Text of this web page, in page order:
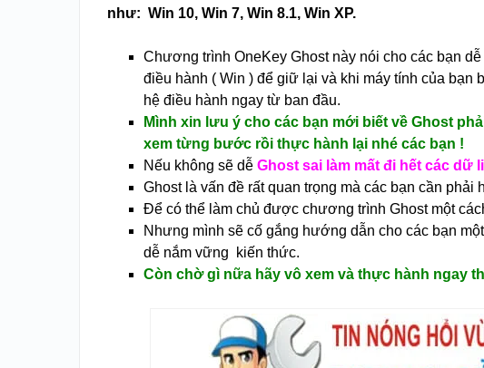
như: Win 10, Win 7, Win 8.1, Win XP.
Chương trình OneKey Ghost này nói cho các bạn
điều hành ( Win ) để giữ lại và khi máy tính của bạn
hệ điều hành ngay từ ban đầu.
Mình xin lưu ý cho các bạn mới biết về Ghost
xem từng bước rồi thực hành lại nhé các bạn !
Nếu không sẽ dễGhost sai làm mất đi hết các dữ
Ghost là vấn đề rất quan trọng mà các bạn cần phải
Để có thể làm chủ được chương trình Ghost một
Nhưng mình sẽ cố gắng hướng dẫn cho các bạn
dễ nắm vững kiến thức.
Còn chờ gì nữa hãy vô xem và thực hành ngay